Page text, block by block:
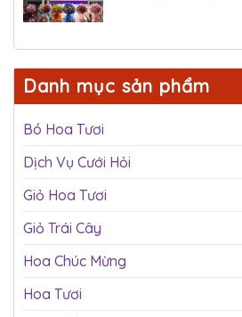
Danh mục sản phẩm
Bó Hoa Tươi
Dịch Vụ Cưới Hỏi
Giỏ Hoa Tươi
Giỏ Trái Cây
Hoa Chúc Mừng
Hoa Tươi